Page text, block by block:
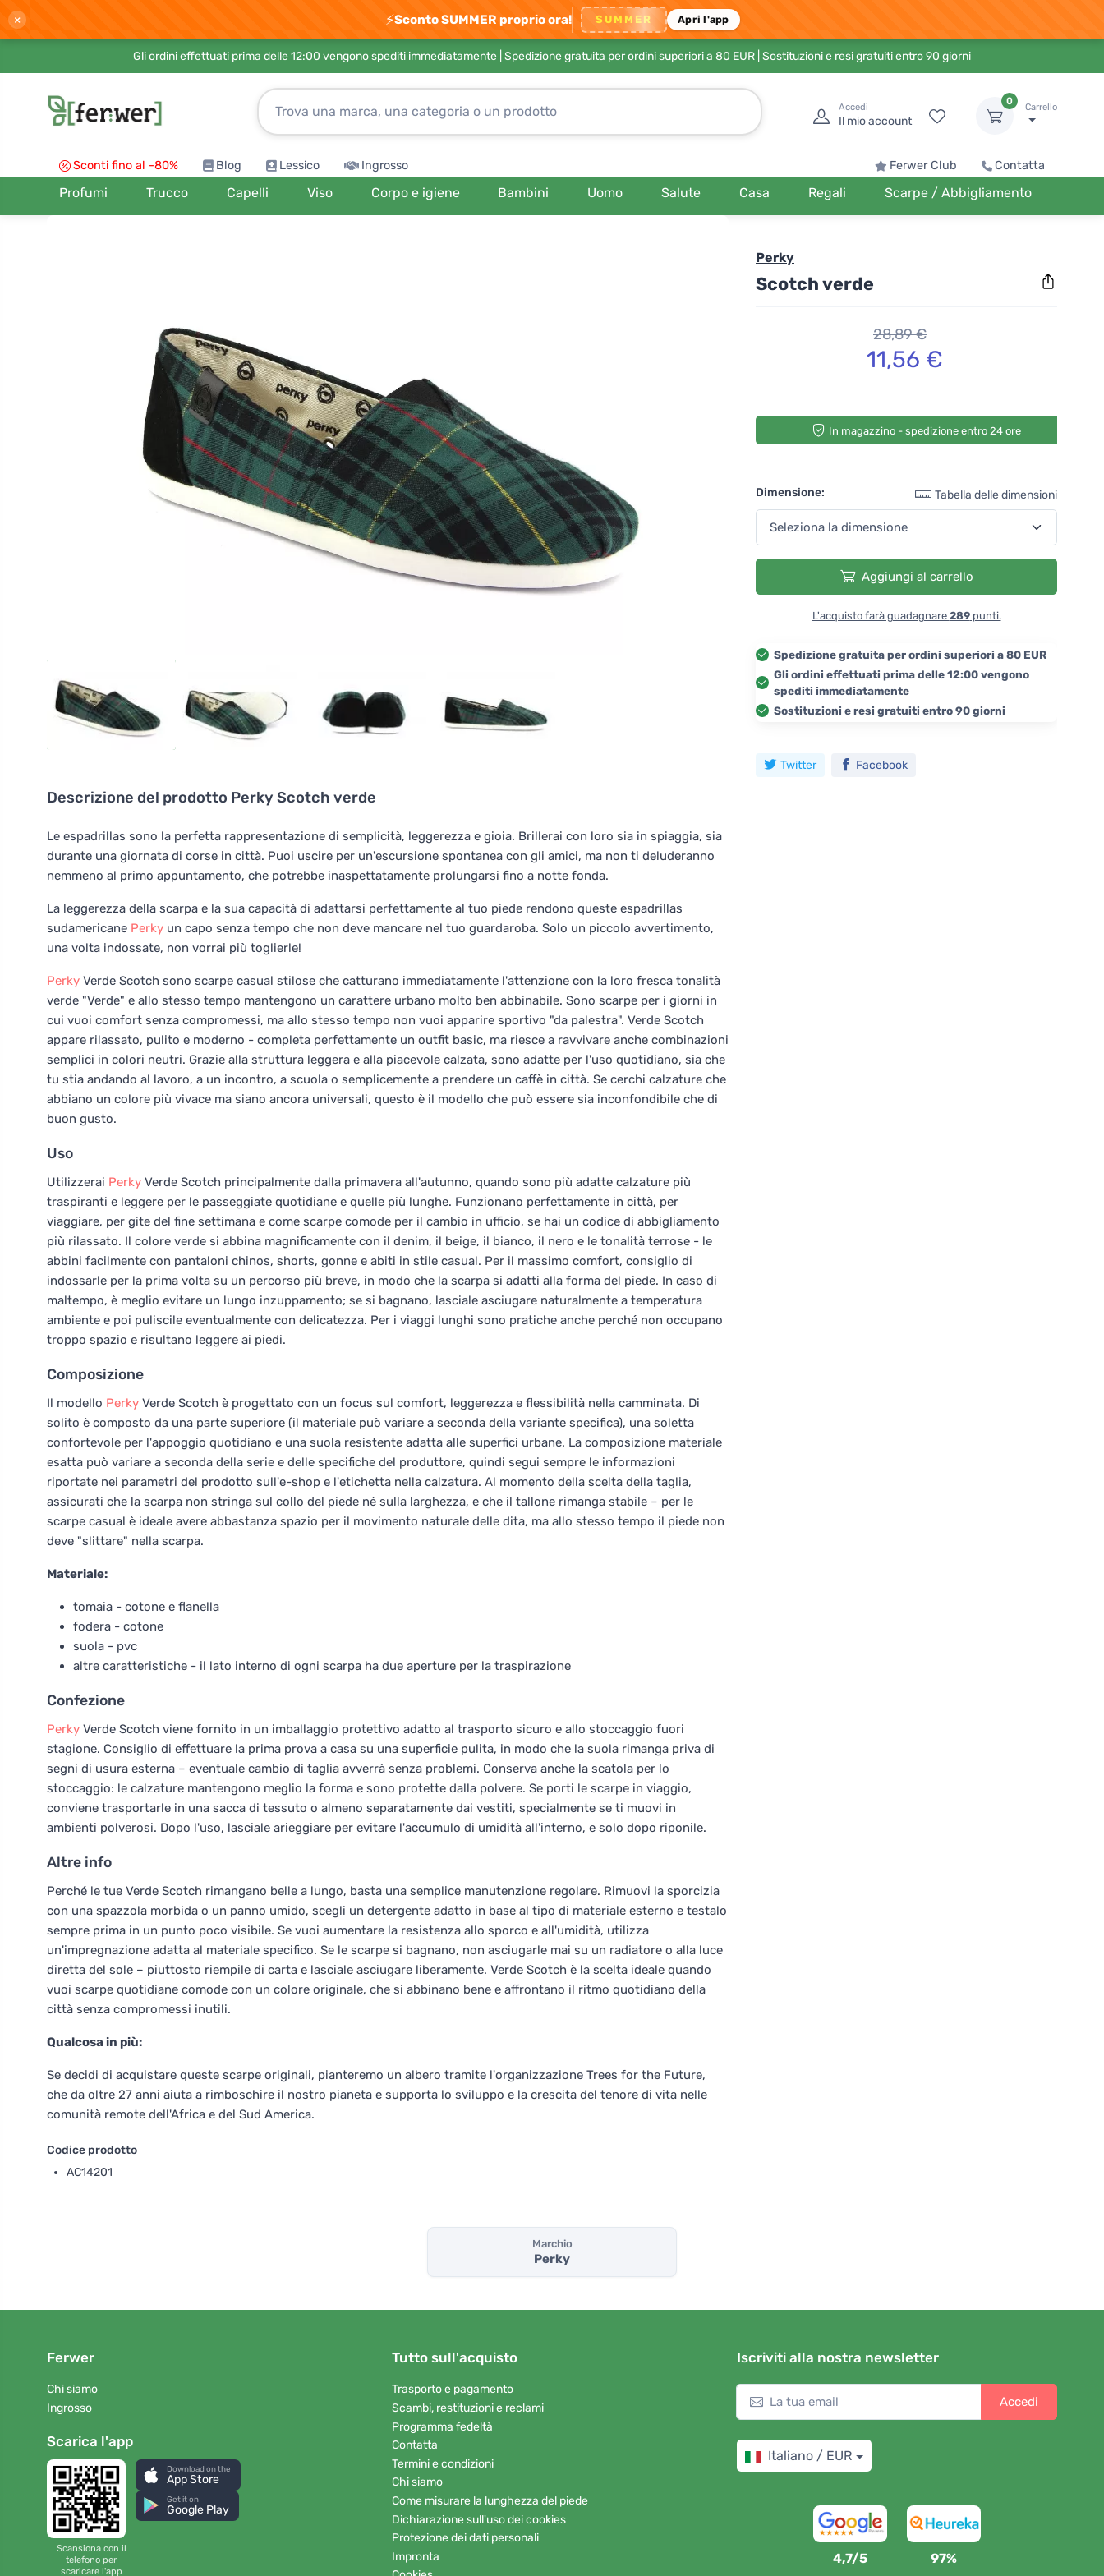
× ⚡Sconto SUMMER proprio ora! SUMMER Apri l'app
Gli ordini effettuati prima delle 12:00 vengono spediti immediatamente | Spedizione gratuita per ordini superiori a 80 EUR | Sostituzioni e resi gratuiti entro 90 giorni
Accedi
Il mio account
0
Carrello
Sconti fino al -80% Blog Lessico Ingrosso Ferwer Club Contatta
Profumi Trucco Capelli Viso Corpo e igiene Bambini Uomo Salute Casa Regali Scarpe / Abbigliamento
Descrizione del prodotto Perky Scotch verde
Le espadrillas sono la perfetta rappresentazione di semplicità, leggerezza e gioia. Brillerai con loro sia in spiaggia, sia
durante una giornata di corse in città. Puoi uscire per un'escursione spontanea con gli amici, ma non ti deluderanno
nemmeno al primo appuntamento, che potrebbe inaspettatamente prolungarsi fino a notte fonda.
La leggerezza della scarpa e la sua capacità di adattarsi perfettamente al tuo piede rendono queste espadrillas
sudamericane Perky un capo senza tempo che non deve mancare nel tuo guardaroba. Solo un piccolo avvertimento,
una volta indossate, non vorrai più toglierle!
Perky Verde Scotch sono scarpe casual stilose che catturano immediatamente l'attenzione con la loro fresca tonalità
verde "Verde" e allo stesso tempo mantengono un carattere urbano molto ben abbinabile. Sono scarpe per i giorni in
cui vuoi comfort senza compromessi, ma allo stesso tempo non vuoi apparire sportivo "da palestra". Verde Scotch
appare rilassato, pulito e moderno - completa perfettamente un outfit basic, ma riesce a ravvivare anche combinazioni
semplici in colori neutri. Grazie alla struttura leggera e alla piacevole calzata, sono adatte per l'uso quotidiano, sia che
tu stia andando al lavoro, a un incontro, a scuola o semplicemente a prendere un caffè in città. Se cerchi calzature che
abbiano un colore più vivace ma siano ancora universali, questo è il modello che può essere sia inconfondibile che di
buon gusto.
Uso
Utilizzerai Perky Verde Scotch principalmente dalla primavera all'autunno, quando sono più adatte calzature più
traspiranti e leggere per le passeggiate quotidiane e quelle più lunghe. Funzionano perfettamente in città, per
viaggiare, per gite del fine settimana e come scarpe comode per il cambio in ufficio, se hai un codice di abbigliamento
più rilassato. Il colore verde si abbina magnificamente con il denim, il beige, il bianco, il nero e le tonalità terrose - le
abbini facilmente con pantaloni chinos, shorts, gonne e abiti in stile casual. Per il massimo comfort, consiglio di
indossarle per la prima volta su un percorso più breve, in modo che la scarpa si adatti alla forma del piede. In caso di
maltempo, è meglio evitare un lungo inzuppamento; se si bagnano, lasciale asciugare naturalmente a temperatura
ambiente e poi puliscile eventualmente con delicatezza. Per i viaggi lunghi sono pratiche anche perché non occupano
troppo spazio e risultano leggere ai piedi.
Composizione
Il modello Perky Verde Scotch è progettato con un focus sul comfort, leggerezza e flessibilità nella camminata. Di
solito è composto da una parte superiore (il materiale può variare a seconda della variante specifica), una soletta
confortevole per l'appoggio quotidiano e una suola resistente adatta alle superfici urbane. La composizione materiale
esatta può variare a seconda della serie e delle specifiche del produttore, quindi segui sempre le informazioni
riportate nei parametri del prodotto sull'e-shop e l'etichetta nella calzatura. Al momento della scelta della taglia,
assicurati che la scarpa non stringa sul collo del piede né sulla larghezza, e che il tallone rimanga stabile – per le
scarpe casual è ideale avere abbastanza spazio per il movimento naturale delle dita, ma allo stesso tempo il piede non
deve "slittare" nella scarpa.
Materiale:
tomaia - cotone e flanella
fodera - cotone
suola - pvc
altre caratteristiche - il lato interno di ogni scarpa ha due aperture per la traspirazione
Confezione
Perky Verde Scotch viene fornito in un imballaggio protettivo adatto al trasporto sicuro e allo stoccaggio fuori
stagione. Consiglio di effettuare la prima prova a casa su una superficie pulita, in modo che la suola rimanga priva di
segni di usura esterna – eventuale cambio di taglia avverrà senza problemi. Conserva anche la scatola per lo
stoccaggio: le calzature mantengono meglio la forma e sono protette dalla polvere. Se porti le scarpe in viaggio,
conviene trasportarle in una sacca di tessuto o almeno separatamente dai vestiti, specialmente se ti muovi in
ambienti polverosi. Dopo l'uso, lasciale arieggiare per evitare l'accumulo di umidità all'interno, e solo dopo riponile.
Altre info
Perché le tue Verde Scotch rimangano belle a lungo, basta una semplice manutenzione regolare. Rimuovi la sporcizia
con una spazzola morbida o un panno umido, scegli un detergente adatto in base al tipo di materiale esterno e testalo
sempre prima in un punto poco visibile. Se vuoi aumentare la resistenza allo sporco e all'umidità, utilizza
un'impregnazione adatta al materiale specifico. Se le scarpe si bagnano, non asciugarle mai su un radiatore o alla luce
diretta del sole – piuttosto riempile di carta e lasciale asciugare liberamente. Verde Scotch è la scelta ideale quando
vuoi scarpe quotidiane comode con un colore originale, che si abbinano bene e affrontano il ritmo quotidiano della
città senza compromessi inutili.
Qualcosa in più:
Se decidi di acquistare queste scarpe originali, pianteremo un albero tramite l'organizzazione Trees for the Future,
che da oltre 27 anni aiuta a rimboschire il nostro pianeta e supporta lo sviluppo e la crescita del tenore di vita nelle
comunità remote dell'Africa e del Sud America.
Codice prodotto
AC14201
Perky
Scotch verde
28,89 €
11,56 €
In magazzino - spedizione entro 24 ore
Dimensione: Tabella delle dimensioni
Aggiungi al carrello
L'acquisto farà guadagnare 289punti.
Spedizione gratuita per ordini superiori a 80 EUR
Gli ordini effettuati prima delle 12:00 vengono
spediti immediatamente
Sostituzioni e resi gratuiti entro 90 giorni
Twitter Facebook
Marchio
Perky
Ferwer
Chi siamo
Ingrosso
Scarica l'app
Scansiona con il
telefono per
scaricare l'app
Download on the
App Store
Get it on
Google Play
Tutto sull'acquisto
Trasporto e pagamento
Scambi, restituzioni e reclami
Programma fedeltà
Contatta
Termini e condizioni
Chi siamo
Come misurare la lunghezza del piede
Dichiarazione sull'uso dei cookies
Protezione dei dati personali
Impronta
Iscriviti alla nostra newsletter
Accedi
Italiano / EUR
4,7/5 97%